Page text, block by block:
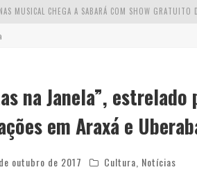
TRAZ TURNÊ “MILTON CANTA LULU” A BELO
na Janela”, estrelado
em Araxá e
outubro de 2017 Cultura Notícias